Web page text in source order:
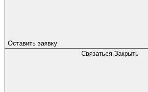
Оставить заявку
Связаться Закрыть